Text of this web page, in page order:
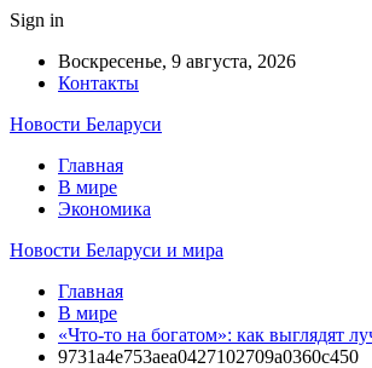
Sign in
Воскресенье, 9 августа, 2026
Контакты
Новости Беларуси
Главная
В мире
Экономика
Новости Беларуси и мира
Главная
В мире
«Что-то на богатом»: как выглядят
9731a4e753aea0427102709a0360c450